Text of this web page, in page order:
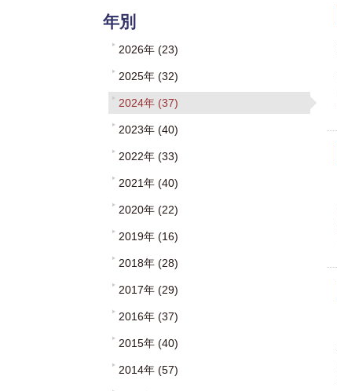
年別
2026年 (23)
2025年 (32)
2024年 (37)
2023年 (40)
2022年 (33)
2021年 (40)
2020年 (22)
2019年 (16)
2018年 (28)
2017年 (29)
2016年 (37)
2015年 (40)
2014年 (57)